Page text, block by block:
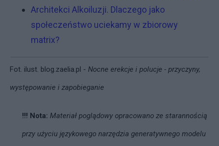
Architekci Alkoiluzji. Dlaczego jako
społeczeństwo uciekamy w zbiorowy
matrix?
Fot. ilust. blog.zaelia.pl - Nocne erekcje i polucje - przyczyny,
występowanie i zapobieganie
!!! Nota: Materiał poglądowy opracowano ze starannością
przy użyciu językowego narzędzia generatywnego modelu